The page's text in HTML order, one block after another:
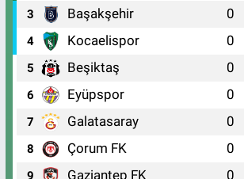
3 Başakşehir 0
4 Kocaelispor 0
5 Beşiktaş 0
6 Eyüpspor 0
7 Galatasaray 0
8 Çorum FK 0
9 Gaziantep FK 0